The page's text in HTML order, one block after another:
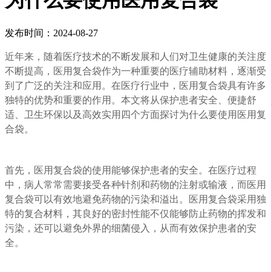
发布时间：2024-08-27
近年来，随着医疗技术的不断发展和人们对卫生健康的关注度
不断提高，医用复合袋作为一种重要的医疗辅助材料，逐渐受
到了广泛的关注和应用。在医疗行业中，医用复合袋具有许多
独特的优势和重要的作用。本文将从保护患者安全、便捷舒
适、卫生环保以及高效实用四个方面探讨为什么要使用医用复
合袋。
首先，医用复合袋的使用能够保护患者的安全。在医疗过程
中，病人常常需要接受各种针剂和药物的注射或输液，而医用
复合袋可以有效地避免药物的污染和溢出。医用复合袋采用独
特的复合材料，其良好的密封性能不仅能够防止药物的挥发和
污染，还可以避免外界的细菌侵入，从而有效保护患者的安
全。